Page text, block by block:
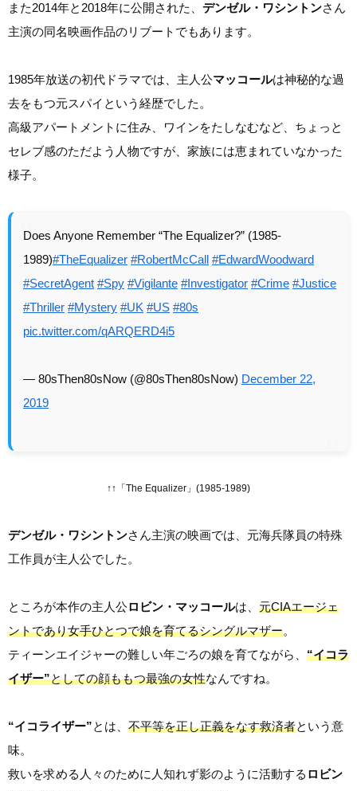
また2014年と2018年に公開された、 デンゼル・ワシントンさん
主演の同名映画作品のリブートでもあります。
1985年放送の初代ドラマでは、主人公マッコールは神秘的な過
去をもつ元スパイという経歴でした。
高級アパートメントに住み、ワインをたしなむなど、ちょっと
セレブ感のただよう人物ですが、家族には恵まれていなかった
様子。
Does Anyone Remember “The Equalizer?” (1985-
1989)#TheEqualizer #RobertMcCall #EdwardWoodward
#SecretAgent #Spy #Vigilante #Investigator #Crime #Justice
#Thriller #Mystery #UK #US #80s
pic.twitter.com/qARQERD4i5
— 80sThen80sNow (@80sThen80sNow) December 22,
2019
↑↑「The Equalizer」(1985-1989)
デンゼル・ワシントンさん主演の映画では、元海兵隊員の特殊
工作員が主人公でした。
ところが本作の主人公ロビン・マッコールは、 元CIAエージェ
ントであり女手ひとつで娘を育てるシングルマザー。
ティーンエイジャーの難しい年ごろの娘を育てながら、 “イコラ
イザー”としての顔ももつ最強の女性なんですね。
“イコライザー”とは、 不平等を正し正義をなす救済者という意
味。
救いを求める人々のために人知れず影のように活動する ロビン